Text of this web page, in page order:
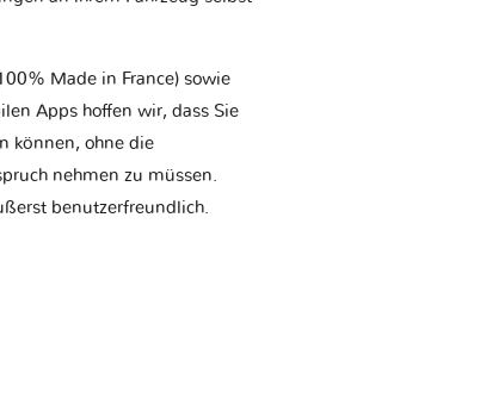
Made in France) sowie
Apps hoffen wir, dass Sie
können, ohne die
nehmen zu müssen.
benutzerfreundlich.